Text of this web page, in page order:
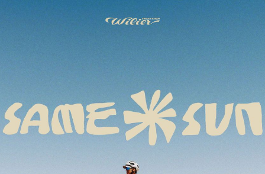
EUROPE